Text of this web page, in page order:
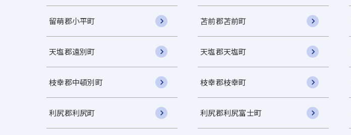
留萌郡小平町 苫前郡苫前町
天塩郡遠別町 天塩郡天塩町
枝幸郡中頓別町 枝幸郡枝幸町
利尻郡利尻町 利尻郡利尻富士町